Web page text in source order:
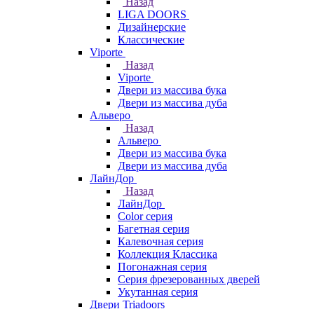
LIGA DOORS
Дизайнерские
Классические
Viporte
Назад
Viporte
Двери из массива бука
Двери из массива дуба
Альверо
Назад
Альверо
Двери из массива бука
Двери из массива дуба
ЛайнДор
Назад
ЛайнДор
Color серия
Багетная серия
Калевочная серия
Коллекция Классика
Погонажная серия
Серия фрезерованных дверей
Укутанная серия
Двери Triadoors